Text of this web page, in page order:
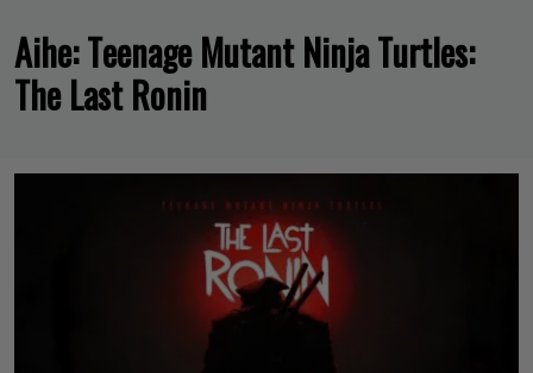
Aihe:Teenage Mutant Ninja Turtles:
The Last Ronin